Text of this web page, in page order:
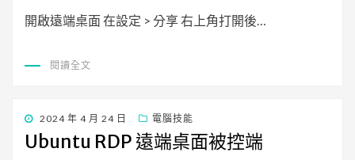
開啟遠端桌面 在設定 > 分享 右上角打開後…
閱讀全文
發
佈
日
2024 年 4 月 24 日 電腦技能
Ubuntu RDP 遠端桌面被控端